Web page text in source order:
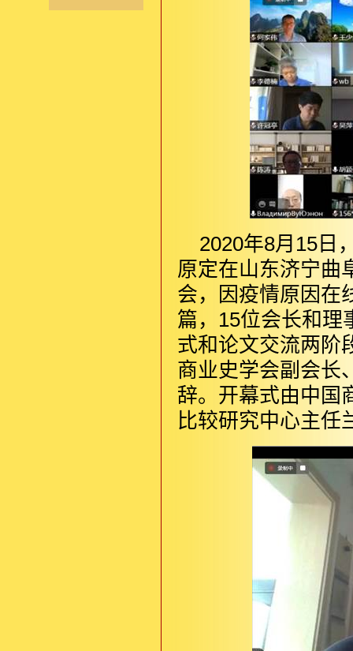
2020年8月15日
原定在山东济宁曲
会，因疫情原因在
篇，15位会长和理
式和论文交流两阶
商业史学会副会长
辞。开幕式由中国
比较研究中心主任